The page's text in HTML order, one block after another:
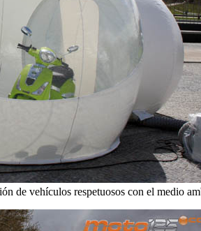
de vehículos respetuosos con el medio